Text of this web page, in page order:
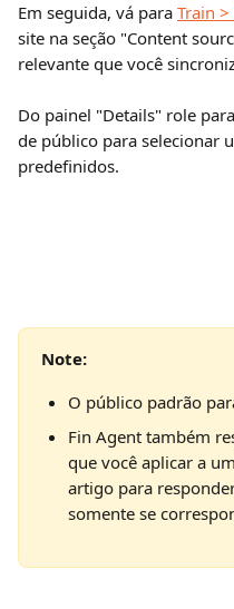
Em seguida, vá para Train
site na seção "Content
relevante que você
Do painel "Details" role
de público para selecionar
predefinidos.
Note:
O público padrão
Fin Agent também
que você aplicar a
artigo para
somente se